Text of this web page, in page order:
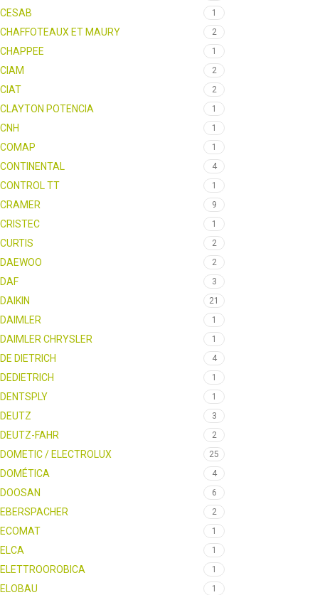
CESAB 1
CHAFFOTEAUX ET MAURY 2
CHAPPEE 1
CIAM 2
CIAT 2
CLAYTON POTENCIA 1
CNH 1
COMAP 1
CONTINENTAL 4
CONTROL TT 1
CRAMER 9
CRISTEC 1
CURTIS 2
DAEWOO 2
DAF 3
DAIKIN 21
DAIMLER 1
DAIMLER CHRYSLER 1
DE DIETRICH 4
DEDIETRICH 1
DENTSPLY 1
DEUTZ 3
DEUTZ-FAHR 2
DOMETIC / ELECTROLUX 25
DOMÉTICA 4
DOOSAN 6
EBERSPACHER 2
ECOMAT 1
ELCA 1
ELETTROOROBICA 1
ELOBAU 1